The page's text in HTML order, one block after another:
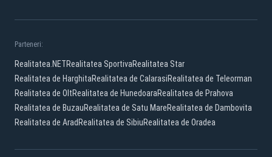
Parteneri:
Realitatea.NETRealitatea SportivaRealitatea Star
Realitatea de HarghitaRealitatea de CalarasiRealitatea de Teleorman
Realitatea de OltRealitatea de HunedoaraRealitatea de Prahova
Realitatea de BuzauRealitatea de Satu MareRealitatea de Dambovita
Realitatea de Arad Realitatea de SibiuRealitatea de Oradea